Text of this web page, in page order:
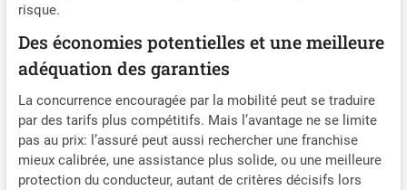
risque.
Des économies potentielles et une meilleure
adéquation des garanties
La concurrence encouragée par la mobilité peut se traduire
par des tarifs plus compétitifs. Mais l’avantage ne se limite
pas au prix: l’assuré peut aussi rechercher une franchise
mieux calibrée, une assistance plus solide, ou une meilleure
protection du conducteur, autant de critères décisifs lors